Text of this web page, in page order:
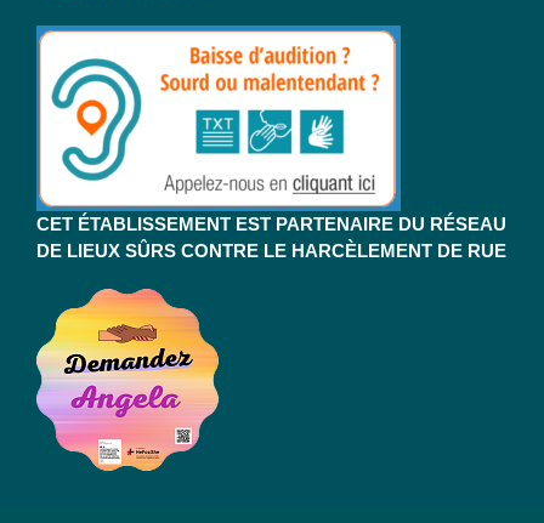
CET ÉTABLISSEMENT EST PARTENAIRE DU RÉSEAU
DE LIEUX SÛRS CONTRE LE HARCÈLEMENT DE RUE